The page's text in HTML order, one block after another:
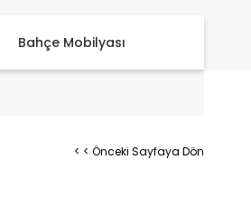
Bahçe Mobilyası
< < Önceki Sayfaya Dön